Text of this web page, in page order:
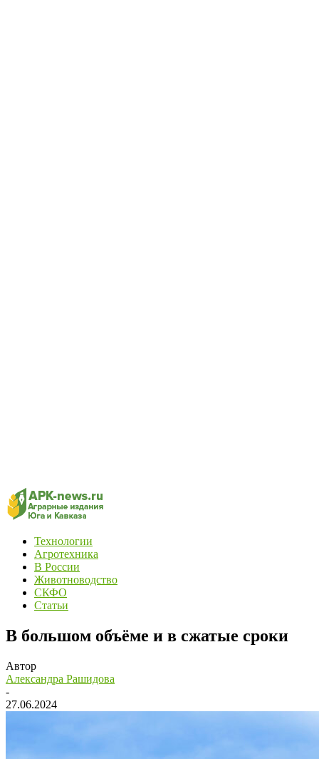
Технологии
Агротехника
В России
Животноводство
СКФО
Статьи
В большом объёме и в сжатые сроки
Автор
Александра Рашидова
-
27.06.2024